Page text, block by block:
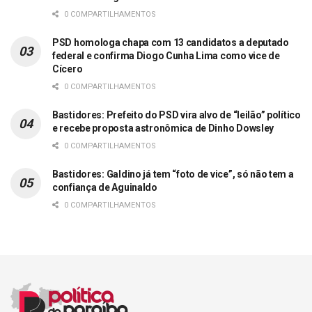
0 COMPARTILHAMENTOS
PSD homologa chapa com 13 candidatos a deputado
federal e confirma Diogo Cunha Lima como vice de
Cícero
0 COMPARTILHAMENTOS
Bastidores: Prefeito do PSD vira alvo de “leilão” político
e recebe proposta astronômica de Dinho Dowsley
0 COMPARTILHAMENTOS
Bastidores: Galdino já tem “foto de vice”, só não tem a
confiança de Aguinaldo
0 COMPARTILHAMENTOS